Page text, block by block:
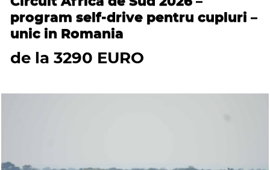
program self-drive pentru cupluri –
unic in Romania
de la 3290 EURO